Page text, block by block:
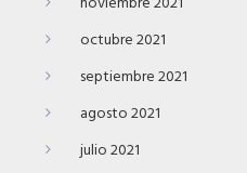
octubre 2021
septiembre 2021
agosto 2021
julio 2021